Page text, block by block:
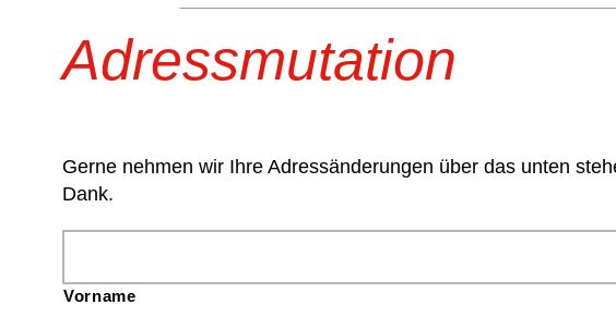
Adressmutation
Gerne nehmen wir Ihre Adressänderungen über das unten
Dank.
Vorname